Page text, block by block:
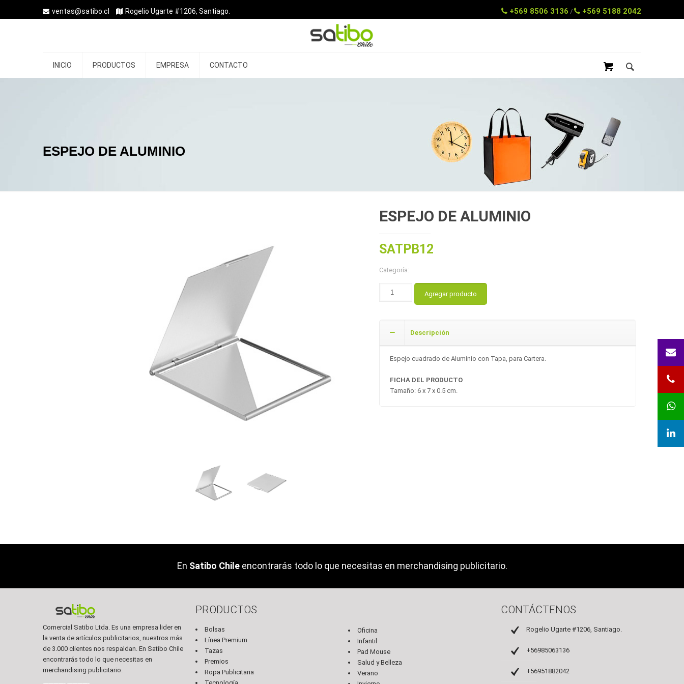
ventas@satibo.cl Rogelio Ugarte #1206, Santiago. +569 8506 3136 / +569 5188 2042
INICIO PRODUCTOS EMPRESA CONTACTO
ESPEJO DE ALUMINIO
ESPEJO DE ALUMINIO
SATPB12
Categoría:
Agregar producto
Descripción
Espejo cuadrado de Aluminio con Tapa, para Cartera.
FICHA DEL PRODUCTO
Tamaño: 6 x 7 x 0.5 cm.
En Satibo Chileencontrarás todo lo que necesitas en merchandising publicitario.
Comercial Satibo Ltda. Es una empresa lider en
la venta de artículos publicitarios, nuestros más
de 3.000 clientes nos respaldan. En Satibo Chile
encontrarás todo lo que necesitas en
merchandising publicitario.
PRODUCTOS
Bolsas
Línea Premium
Tazas
Premios
Ropa Publicitaria
Oficina
Infantil
Pad Mouse
Salud y Belleza
Verano
CONTÁCTENOS
Rogelio Ugarte #1206, Santiago.
+56985063136
+56951882042